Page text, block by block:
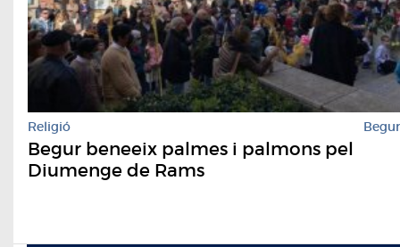
Religió Begur
Begur beneeix palmes i palmons pel
Diumenge de Rams